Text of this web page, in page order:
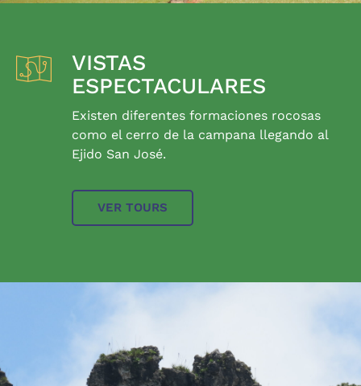
VISTAS
ESPECTACULARES
Existen diferentes formaciones rocosas
como el cerro de la campana llegando al
Ejido San José.
VER TOURS